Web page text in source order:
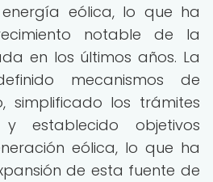
eólica, lo que ha
notable de la
en los últimos años. La
mecanismos de
simplificado los trámites
establecido objetivos
eólica, lo que ha
de esta fuente de